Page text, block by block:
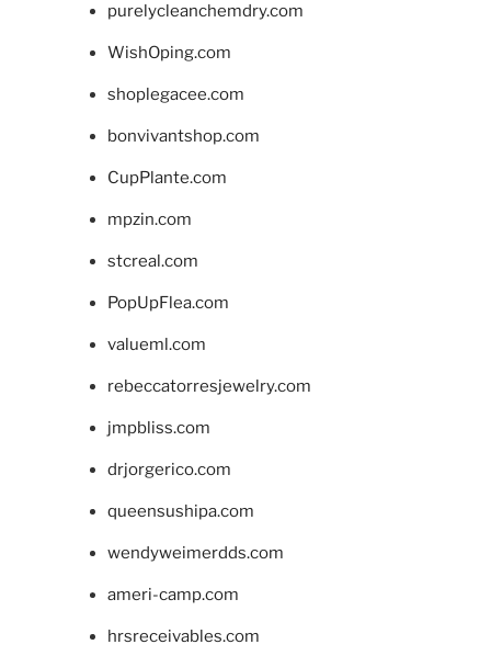
purelycleanchemdry.com
WishOping.com
shoplegacee.com
bonvivantshop.com
CupPlante.com
mpzin.com
stcreal.com
PopUpFlea.com
valueml.com
rebeccatorresjewelry.com
jmpbliss.com
drjorgerico.com
queensushipa.com
wendyweimerdds.com
ameri-camp.com
hrsreceivables.com